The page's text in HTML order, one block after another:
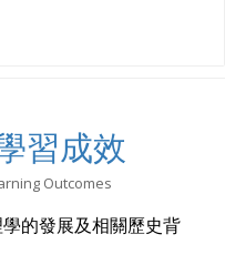
習成效
Outcomes
的發展及相關歷史背